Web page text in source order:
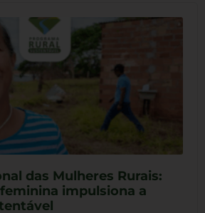
das Mulheres Rurais:
impulsiona a